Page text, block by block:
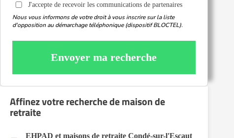
J'accepte de recevoir les communications de partenaires
Nous vous informons de votre droit à vous inscrire sur la liste
d'opposition au démarchage téléphonique (dispositif BLOCTEL).
Envoyer ma recherche
Affinez votre recherche de maison de
retraite
EHPAD et maisons de retraite Condé-sur-l'Escaut